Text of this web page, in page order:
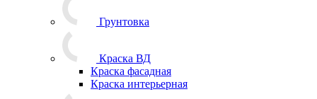
Грунтовка
Краска ВД
Краска фасадная
Краска интерьерная